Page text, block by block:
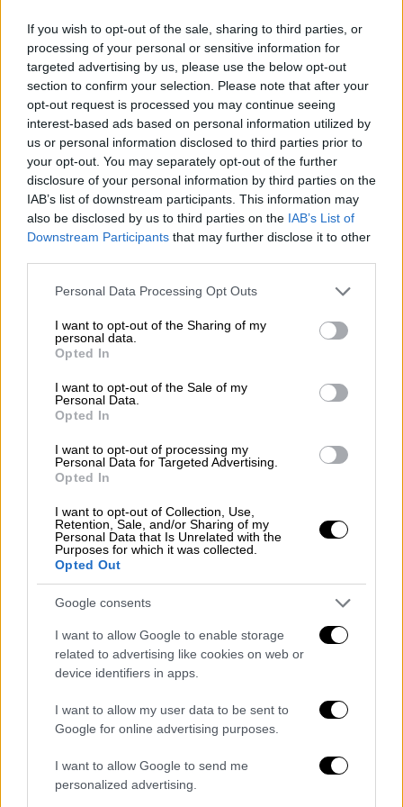
If you wish to opt-out of the sale, sharing to third parties, or
processing of your personal or sensitive information for
targeted advertising by us, please use the below opt-out
section to confirm your selection. Please note that after your
opt-out request is processed you may continue seeing
interest-based ads based on personal information utilized by
us or personal information disclosed to third parties prior to
your opt-out. You may separately opt-out of the further
disclosure of your personal information by third parties on the
IAB’s list of downstream participants. This information may
also be disclosed by us to third parties on the IAB’s List of
Downstream Participants that may further disclose it to other
Please note that this website/app uses one or more Google
not limited to your visit or usage behaviour. You may click to
grant or deny consent to Google and its third-party tags to
use your data for below specified purposes in below Google
consent section.
Personal Data Processing Opt Outs
I want to opt-out of the Sharing of my
personal data.
Opted In
I want to opt-out of the Sale of my
Personal Data.
Opted In
I want to opt-out of processing my
Personal Data for Targeted Advertising.
Opted In
I want to opt-out of Collection, Use,
Retention, Sale, and/or Sharing of my
Personal Data that Is Unrelated with the
Purposes for which it was collected.
Opted Out
Google consents
I want to allow Google to enable storage
related to advertising like cookies on web or
device identifiers in apps.
I want to allow my user data to be sent to
Google for online advertising purposes.
I want to allow Google to send me
personalized advertising.
Όταν ο δημοσιογράφος τής επεσήμανε ότι
πρόκειται για στοιχεία του meteo, η κα
Βούλτεψη απάντησε ότι «είναι οι μισέςαλλά
είναι μεγάλες».
«Αυτά τα επιχειρήματα που ακούγονται εδώ,
στις άλλες χώρες δεν ακούγονται και δεν
γίνεται και αντιπολίτευση πάνω σε αυτό. Αν
πρέπει να κάνουμε μιακριτική , πρέπει να την
κάνουμε συνολικά», είπε σε άλλο σημείο.
επιστήμονες η κυβέρνηση
Μητσοτάκη προσπαθεί να κρύψει τις
ευθύνες της
«Ο Έβρος καίγεται για δέκατη ημέρα
με την
καταστροφή να είναι ανυπολόγιστη και το
μόνο που ενδιαφέρει τηνκυβέρνηση
κρύψει τις ευθύνεςτης, ακόμη και με
επιθέσεις στους επιστημονικούς φορείς της
χώρας», υπογραμμίζει σε ανακοίνωσή του ο
«Σήμερα, η κυρία Βούλτεψη, μιλώντας για